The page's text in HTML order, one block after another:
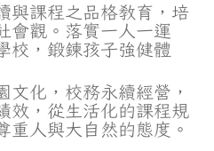
與課程之品格教育，培
會觀。落實一人一運
校，鍛鍊孩子強健體
文化，校務永續經營，
效，從生活化的課程規
重人與大自然的態度。